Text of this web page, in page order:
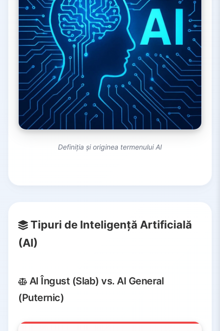
Definiția și originea termenului AI
Tipuri de Inteligență Artificială
(AI)
AI Îngust (Slab) vs. AI General
(Puternic)